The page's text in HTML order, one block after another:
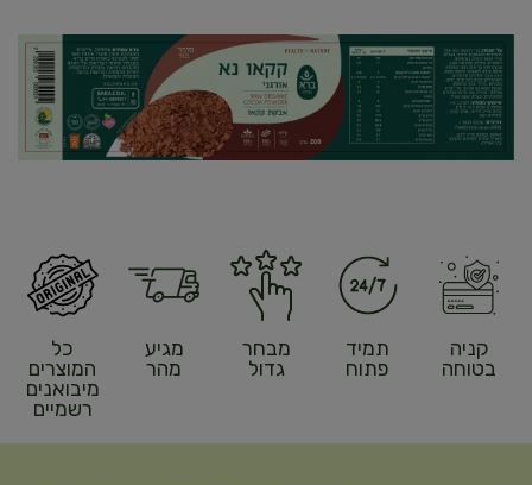
קניה
בטוחה
תמיד
פתוח
מבחר
גדול
מגיע
מהר
כל
המוצרים
מיבואנים
רשמיים